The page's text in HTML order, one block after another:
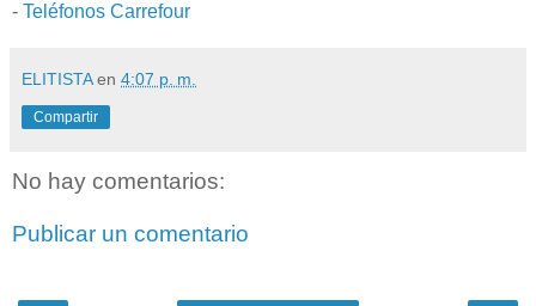
- Teléfonos Carrefour
ELITISTA en 4:07 p. m.
Compartir
No hay comentarios:
Publicar un comentario